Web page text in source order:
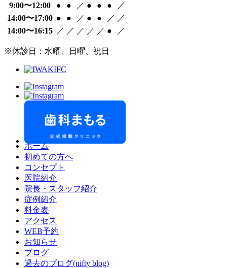
9:00〜12:00
● ● ／ ● ● ●
／
14:00〜17:00 ● ● ／ ● ● ／ ／
14:00〜16:15 ／ ／ ／ ／ ／ ● ／
※休診日：水曜、日曜、祝日
ホーム
初めての方へ
コンセプト
医院紹介
院長・スタッフ紹介
症例紹介
料金表
アクセス
WEB予約
お知らせ
ブログ
過去のブログ(nifty blog)